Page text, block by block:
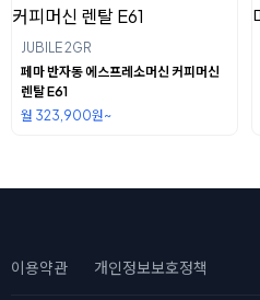
JUBILE 2GR
페마 반자동 에스프레소머신 커피머신
렌탈 E61
월 323,900원~
이용약관 개인정보보호정책